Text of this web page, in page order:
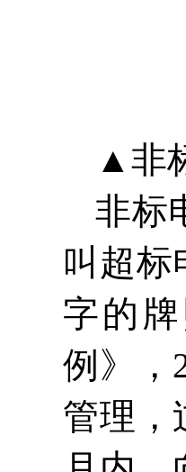
▲非
非标
叫超标
字的
例》，
管理，